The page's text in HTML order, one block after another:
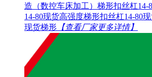
造（数控车床加工）梯形扣丝杠14-
14-80现货高强度梯形扣丝杠14-80
现货梯形 【查看厂家更多详情】